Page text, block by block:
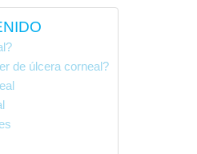
de úlcera corneal?